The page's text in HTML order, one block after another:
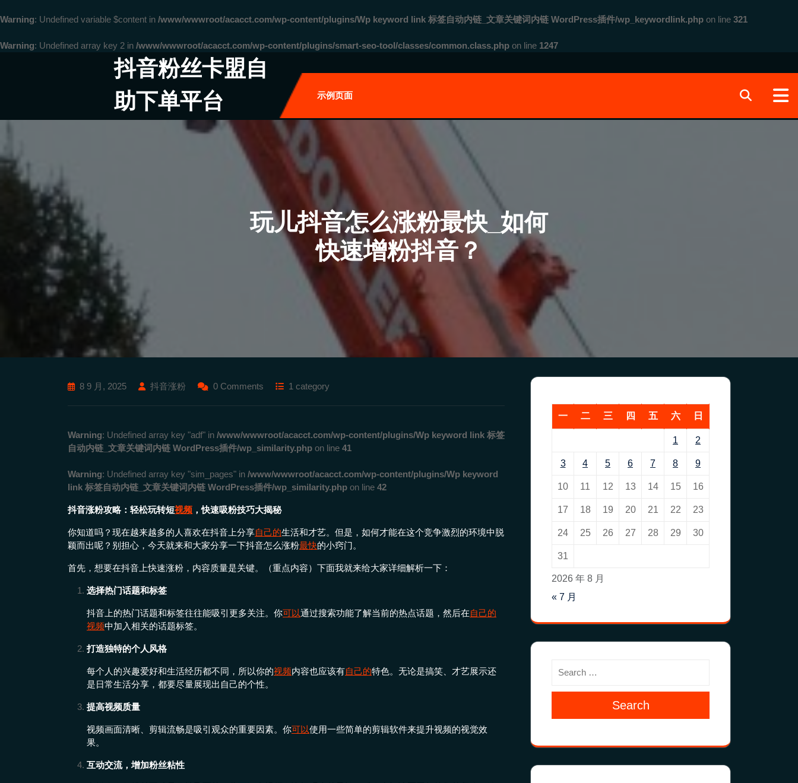
Warning: Undefined variable $content in /www/wwwroot/acacct.com/wp-content/plugins/Wp keyword link 标签自动内链_文章关键词内链 WordPress插件/wp_keywordlink.php on line 321
Warning: Undefined array key 2 in /www/wwwroot/acacct.com/wp-content/plugins/smart-seo-tool/classes/common.class.php on line 1247
抖音粉丝卡盟自
助下单平台
示例页面
玩儿抖音怎么涨粉最快_如何
快速增粉抖音？
8 9 月, 2025 抖音涨粉 0 Comments 1 category
Warning: Undefined array key "adf" in /www/wwwroot/acacct.com/wp-content/plugins/Wp keyword link 标签
自动内链_文章关键词内链 WordPress插件/wp_similarity.php on line 41
Warning: Undefined array key "sim_pages" in /www/wwwroot/acacct.com/wp-content/plugins/Wp keyword
link 标签自动内链_文章关键词内链 WordPress插件/wp_similarity.php on line 42
抖音涨粉攻略：轻松玩转短视频 ，快速吸粉技巧大揭秘
你知道吗？现在越来越多的人喜欢在抖音上分享自己的生活和才艺。但是，如何才能在这个竞争激烈的环境中脱
颖而出呢？别担心，今天就来和大家分享一下抖音怎么涨粉最快的小窍门。
首先，想要在抖音上快速涨粉，内容质量是关键。（重点内容）下面我就来给大家详细解析一下：
选择热门话题和标签
抖音上的热门话题和标签往往能吸引更多关注。你可以通过搜索功能了解当前的热点话题，然后在自己的
视频中加入相关的话题标签。
打造独特的个人风格
每个人的兴趣爱好和生活经历都不同，所以你的视频内容也应该有自己的特色。无论是搞笑、才艺展示还
是日常生活分享，都要尽量展现出自己的个性。
提高视频质量
视频画面清晰、剪辑流畅是吸引观众的重要因素。你可以使用一些简单的剪辑软件来提升视频的视觉效
果。
互动交流，增加粉丝粘性
2026 年 8 月
一 二 三 四 五 六 日
1 2
3 4 5 6 7 8 9
10 11 12 13 14 15 16
17 18 19 20 21 22 23
24 25 26 27 28 29 30
31
« 7 月
Search